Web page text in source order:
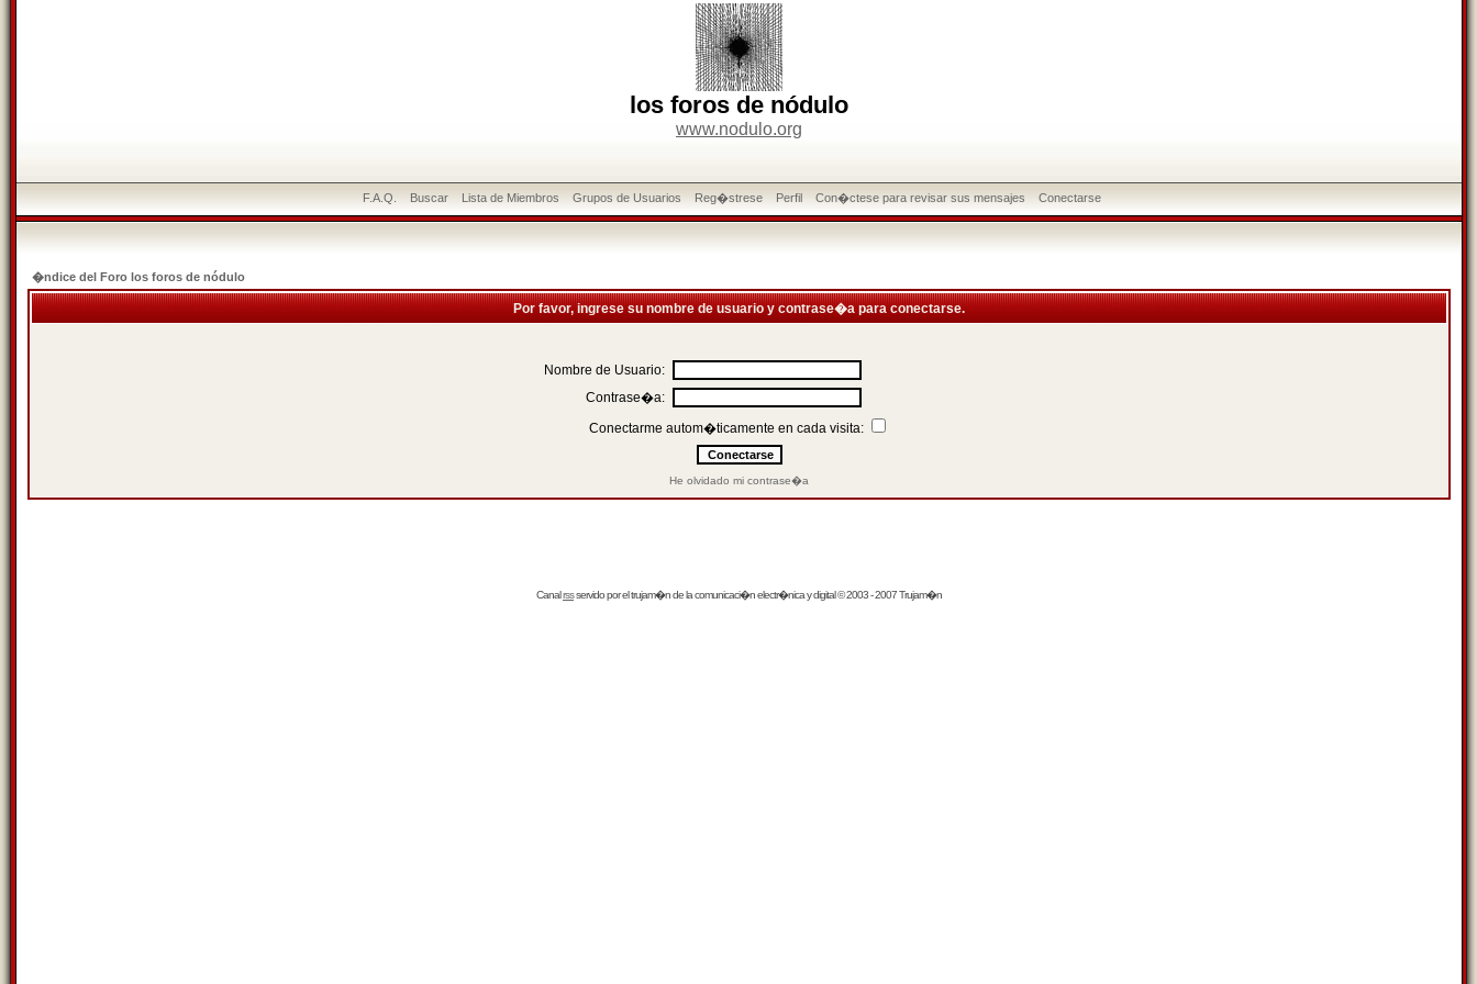
los foros de nódulo
www.nodulo.org
F.A.Q. Buscar Lista de Miembros Grupos de Usuarios Reg�strese Perfil Con�ctese para revisar sus mensajes Conectarse
�ndice del Foro los foros de nódulo
Por favor, ingrese su nombre de usuario y contrase�a para conectarse.
Nombre de Usuario:
Contrase�a:
Conectarme autom�ticamente en cada visita:
He olvidado mi contrase�a
Canalrssservido por eltrujam�nde la comunicaci�n electr�nica y digital © 2003 - 2007 Trujam�n